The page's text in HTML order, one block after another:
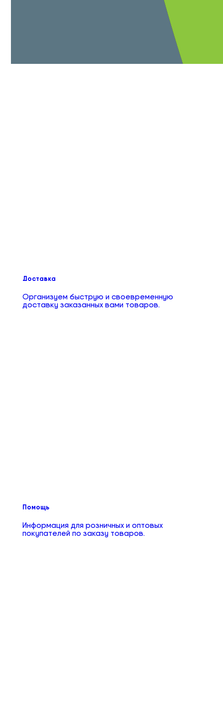
Доставка
Организуем быструю и своевременную
доставку заказанных вами товаров.
Помощь
Информация для розничных и оптовых
покупателей по заказу товаров.